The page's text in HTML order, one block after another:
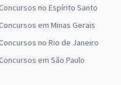
Rio Grande do Norte -
no Espírito Santo
em Minas Gerais
no Rio de Janeiro
em São Paulo